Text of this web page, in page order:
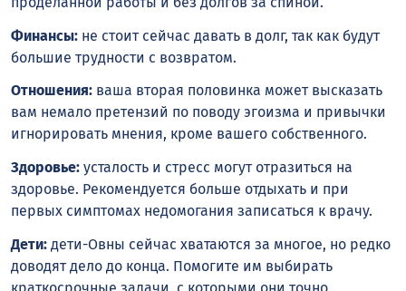
Финансы: не стоит сейчас давать в долг, так как будут
большие трудности с возвратом.
Отношения: ваша вторая половинка может высказать
вам немало претензий по поводу эгоизма и привычки
игнорировать мнения, кроме вашего собственного.
Здоровье: усталость и стресс могут отразиться на
здоровье. Рекомендуется больше отдыхать и при
первых симптомах недомогания записаться к врачу.
Дети: дети-Овны сейчас хватаются за многое, но редко
доводят дело до конца. Помогите им выбирать